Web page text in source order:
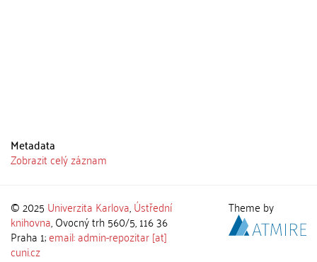
Metadata
Zobrazit celý záznam
© 2025 Univerzita Karlova,Ústřední
knihovna, Ovocný trh 560/5, 116 36
Praha 1;email: admin-repozitar [at]
cuni.cz
Theme by